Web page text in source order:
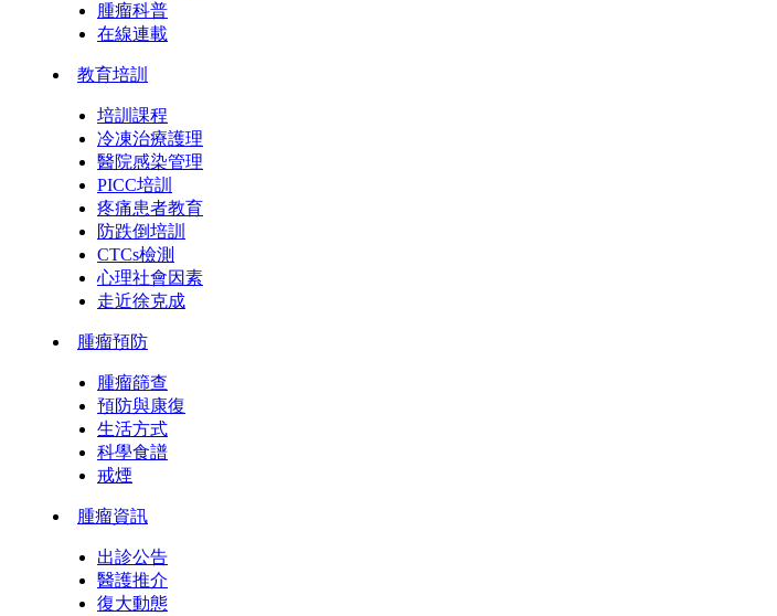
腫瘤科普
在線連載
教育培訓
培訓課程
冷凍治療護理
醫院感染管理
PICC培訓
疼痛患者教育
防跌倒培訓
CTCs檢測
心理社會因素
走近徐克成
腫瘤預防
腫瘤篩查
預防與康復
生活方式
科學食譜
戒煙
腫瘤資訊
出診公告
醫護推介
復大動態